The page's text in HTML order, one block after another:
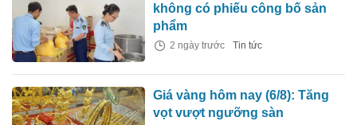
không có phiếu công bố sản
phẩm
2 ngày trước Tin tức
Giá vàng hôm nay (6/8): Tăng
vọt vượt ngưỡng sàn